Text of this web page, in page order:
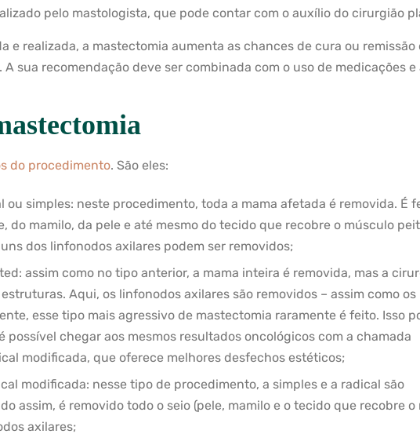
pelo mastologista, que pode contar com o auxílio do cirurgião
e realizada, a mastectomia aumenta as chances de cura ou remissão
sua recomendação deve ser combinada com o uso de medicações e
do procedimento. São eles:
ou simples: neste procedimento, toda a mama afetada é removida. É
do mamilo, da pele e até mesmo do tecido que recobre o músculo
dos linfonodos axilares podem ser removidos;
assim como no tipo anterior, a mama inteira é removida, mas a
Aqui, os linfonodos axilares são removidos – assim como
esse tipo mais agressivo de mastectomia raramente é feito. Isso
possível chegar aos mesmos resultados oncológicos com a chamada
modificada, que oferece melhores desfechos estéticos;
modificada: nesse tipo de procedimento, a simples e a radical são
assim, é removido todo o seio (pele, mamilo e o tecido que recobre o
axilares;